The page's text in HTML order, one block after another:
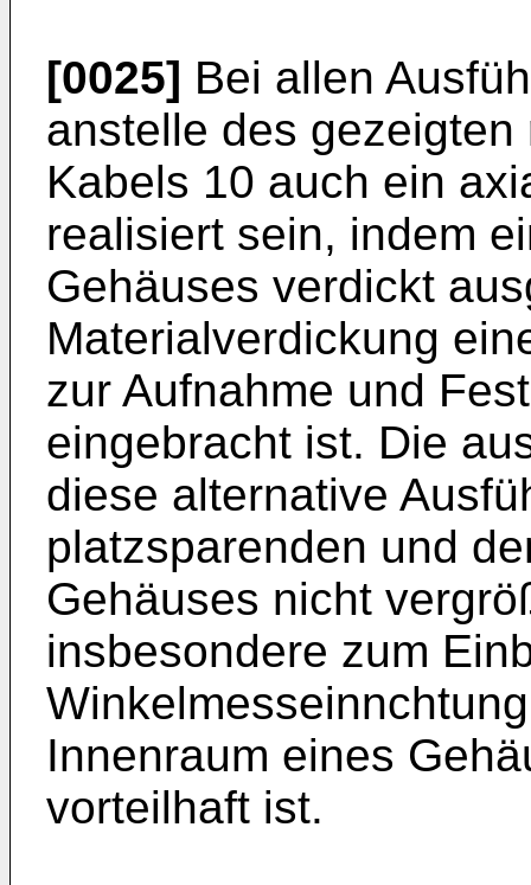
[0025] Bei allen
anstelle des
Kabels 10 auch ein
realisiert sein, indem
Gehäuses verdickt
Materialverdickung
zur Aufnahme und
eingebracht ist. Die
diese alternative
platzsparenden und
Gehäuses nicht
insbesondere zum
Innenraum eines
vorteilhaft ist.